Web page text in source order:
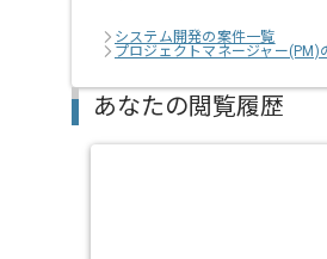
システム開発の案件一覧
プロジェクトマネージャー(PM)
あなたの閲覧履歴